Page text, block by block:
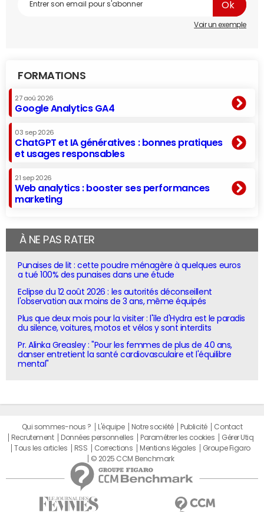
Voir un exemple
FORMATIONS
27 aoû 2026
Google Analytics GA4
03 sep 2026
ChatGPT et IA génératives : bonnes pratiques
et usages responsables
21 sep 2026
Web analytics : booster ses performances
marketing
À NE PAS RATER
Punaises de lit : cette poudre ménagère à quelques euros
a tué 100% des punaises dans une étude
Eclipse du 12 août 2026 : les autorités déconseillent
l'observation aux moins de 3 ans, même équipés
Plus que deux mois pour la visiter : l'île d'Hydra est le paradis
du silence, voitures, motos et vélos y sont interdits
Pr. Alinka Greasley : "Pour les femmes de plus de 40 ans,
danser entretient la santé cardiovasculaire et l'équilibre
mental"
Qui sommes-nous ? L'équipe Notre société Publicité
Contact
Recrutement
Données personnelles Paramétrer les cookies
Gérer Utiq
Tous les articles
RSS Corrections Mentions légales
Groupe Figaro
© 2025 CCM Benchmark